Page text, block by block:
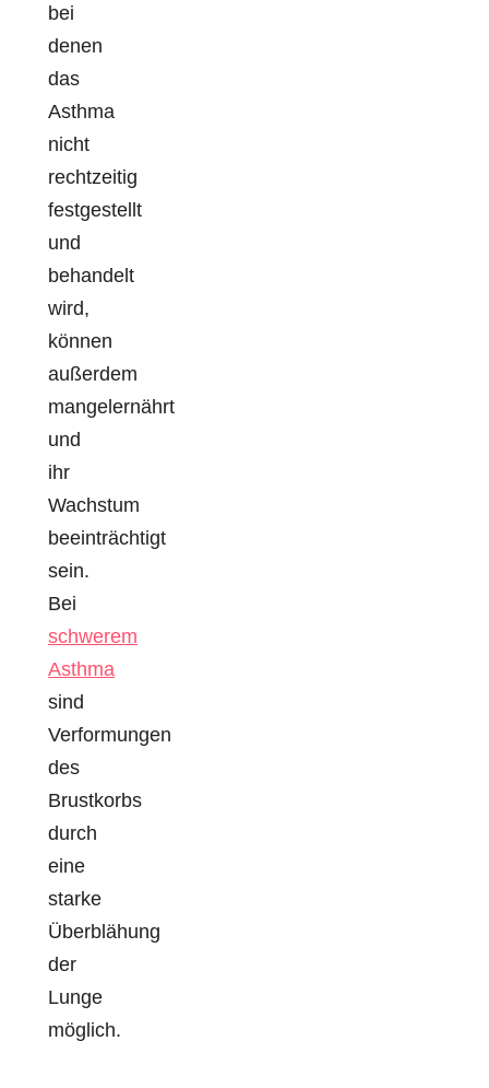
bei
denen
das
Asthma
nicht
rechtzeitig
festgestellt
und
behandelt
wird,
können
außerdem
mangelernährt
und
ihr
Wachstum
beeinträchtigt
sein.
Bei
schwerem
Asthma
sind
Verformungen
des
Brustkorbs
durch
eine
starke
Überblähung
der
Lunge
möglich.